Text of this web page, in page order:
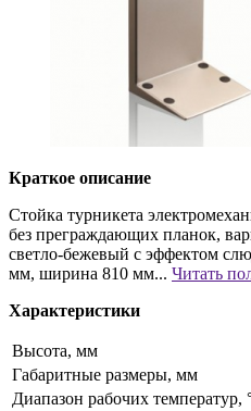
Краткое описание
Стойка турникета
без преграждающих планок,
светло-бежевый с эффектом
мм, ширина 810 мм... Читать
Характеристики
Высота, мм
Габаритные размеры, мм
Диапазон рабочих температур,